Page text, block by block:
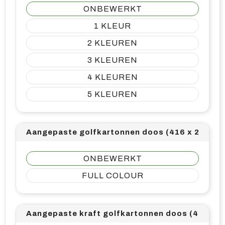
ONBEWERKT
1
2
3
4
5
Aangepaste golfkartonnen doos (416 x 277)
ONBEWERKT
FULL COLOUR
Aangepaste kraft golfkartonnen doos (416 x